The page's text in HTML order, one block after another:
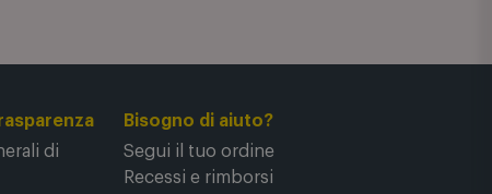
di
Bisogno di aiuto?
Segui il tuo ordine